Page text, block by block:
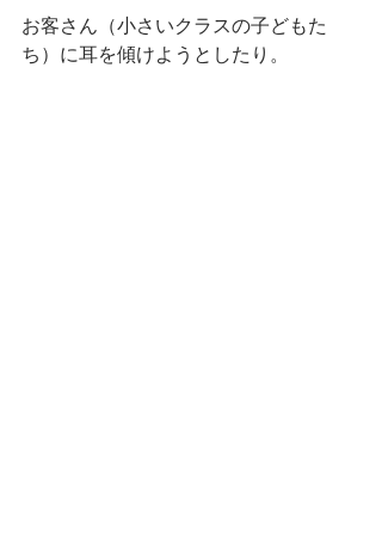
お客さん（小さいクラスの子どもた
ち）に耳を傾けようとしたり。